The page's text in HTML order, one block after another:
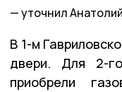
уточнил
В 1-м
двери. Для 2-
приобрели